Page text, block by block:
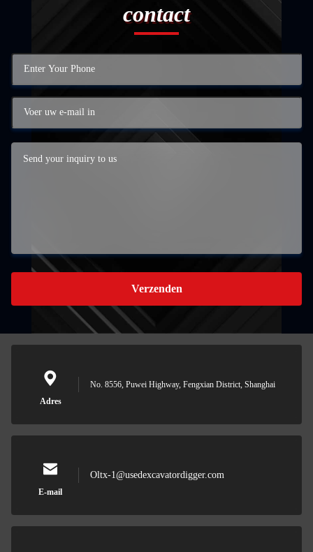
contact
Verzenden
Adres
No. 8556, Puwei Highway, Fengxian District, Shanghai
E-mail
Oltx-1@usedexcavatordigger.com